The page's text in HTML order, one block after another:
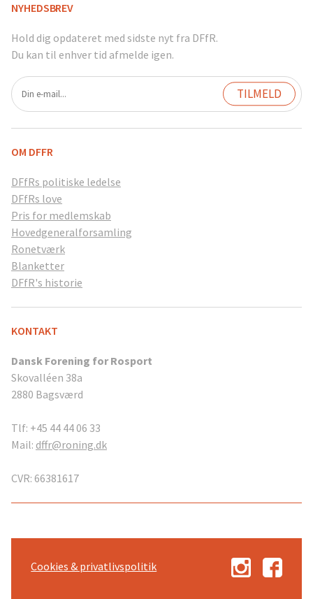
NYHEDSBREV
Hold dig opdateret med sidste nyt fra DFfR.
Du kan til enhver tid afmelde igen.
OM DFFR
DFfRs politiske ledelse
DFfRs love
Pris for medlemskab
Hovedgeneralforsamling
Ronetværk
Blanketter
DFfR's historie
KONTAKT
Dansk Forening for Rosport
Skovalléen 38a
2880 Bagsværd
Tlf: +45 44 44 06 33
Mail: dffr@roning.dk
CVR: 66381617
Cookies & privatlivspolitik